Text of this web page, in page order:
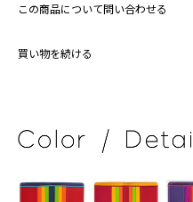
この商品について問い合わせる
買い物を続ける